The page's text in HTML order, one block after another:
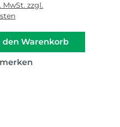
MwSt. zzgl.
den Warenkorb